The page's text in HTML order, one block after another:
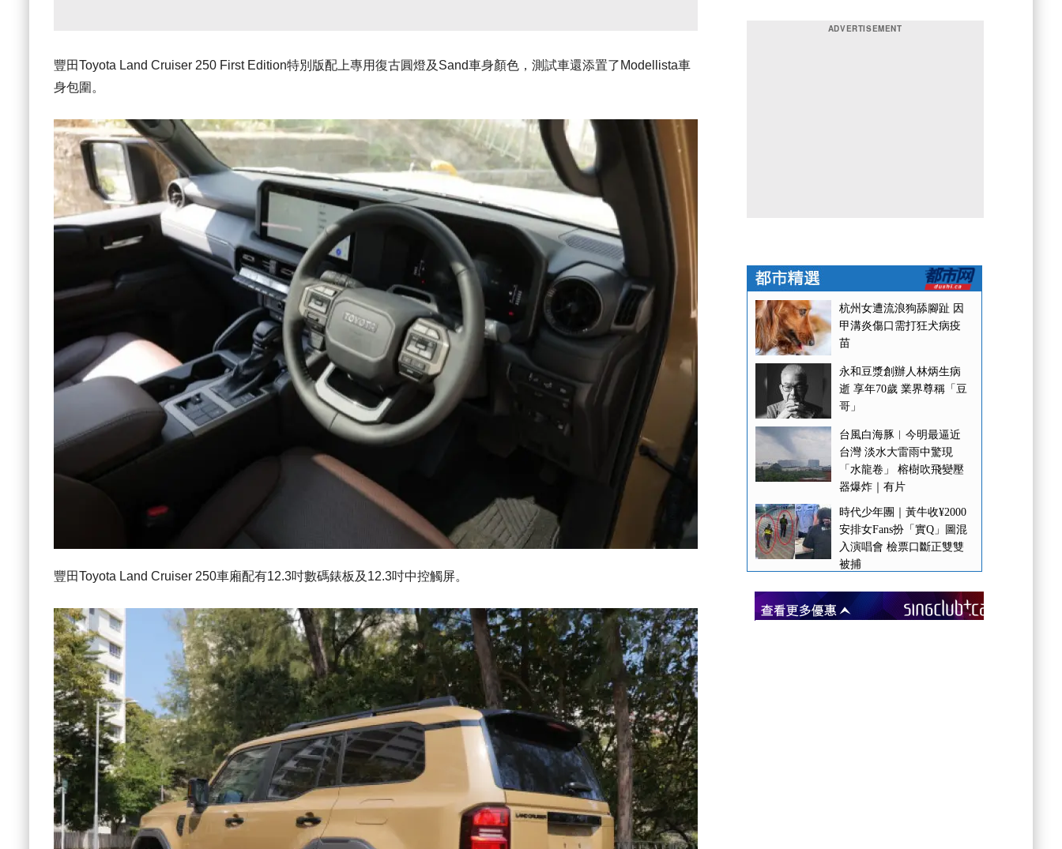
豐田Toyota Land Cruiser 250 First Edition特別版配上專用復古圓燈及Sand車身顏色，測試車還添置了Modellista車
身包圍。
豐田Toyota Land Cruiser 250車廂配有12.3吋數碼錶板及12.3吋中控觸屏。